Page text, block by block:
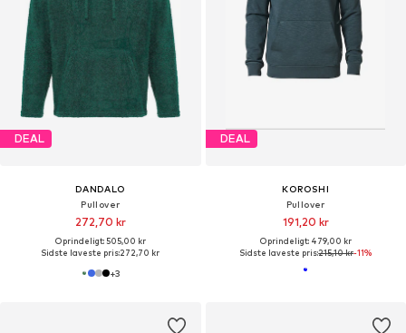
DEAL
DANDALO
Pullover
272,70 kr
Oprindeligt: 505,00 kr
Sidste laveste pris:272,70 kr
+3
DEAL
KOROSHI
Pullover
191,20 kr
Oprindeligt: 479,00 kr
Sidste laveste pris:215,10 kr-11%